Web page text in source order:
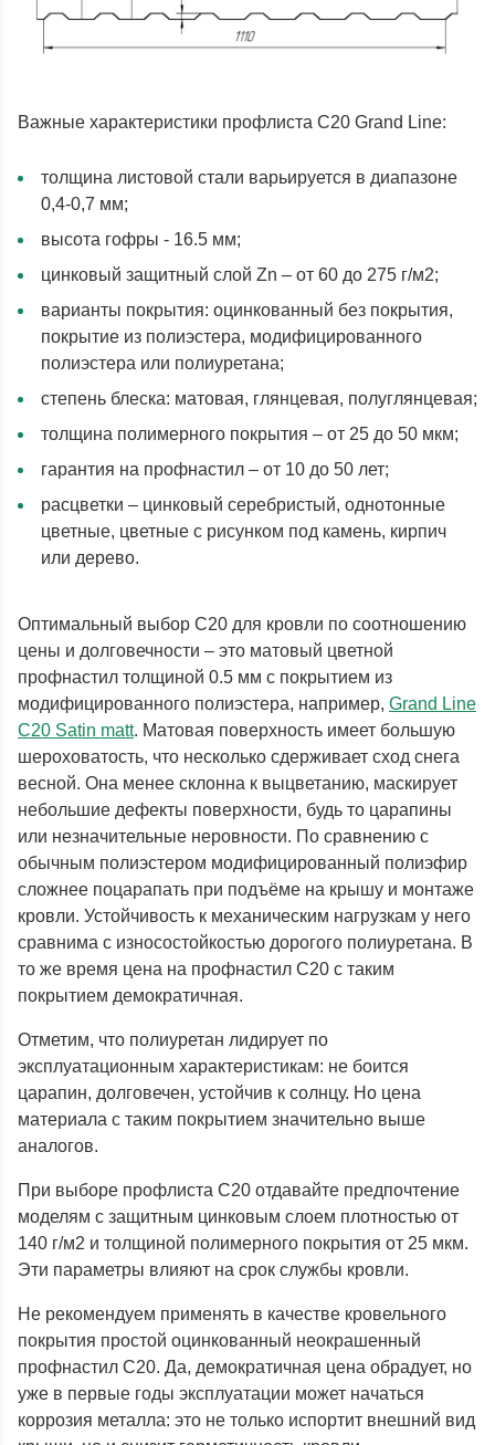
Важные характеристики профлиста С20 Grand Line:
толщина листовой стали варьируется в диапазоне
0,4-0,7 мм;
высота гофры - 16.5 мм;
цинковый защитный слой Zn – от 60 до 275 г/м2;
варианты покрытия: оцинкованный без покрытия,
покрытие из полиэстера, модифицированного
полиэстера или полиуретана;
степень блеска: матовая, глянцевая, полуглянцевая;
толщина полимерного покрытия – от 25 до 50 мкм;
гарантия на профнастил – от 10 до 50 лет;
расцветки – цинковый серебристый, однотонные
цветные, цветные с рисунком под камень, кирпич
или дерево.
Оптимальный выбор С20 для кровли по соотношению
цены и долговечности – это матовый цветной
профнастил толщиной 0.5 мм с покрытием из
модифицированного полиэстера, например, Grand Line
С20 Satin matt. Матовая поверхность имеет большую
шероховатость, что несколько сдерживает сход снега
весной. Она менее склонна к выцветанию, маскирует
небольшие дефекты поверхности, будь то царапины
или незначительные неровности. По сравнению с
обычным полиэстером модифицированный полиэфир
сложнее поцарапать при подъёме на крышу и монтаже
кровли. Устойчивость к механическим нагрузкам у него
сравнима с износостойкостью дорогого полиуретана. В
то же время цена на профнастил С20 с таким
покрытием демократичная.
Отметим, что полиуретан лидирует по
эксплуатационным характеристикам: не боится
царапин, долговечен, устойчив к солнцу. Но цена
материала с таким покрытием значительно выше
аналогов.
При выборе профлиста С20 отдавайте предпочтение
моделям с защитным цинковым слоем плотностью от
140 г/м2 и толщиной полимерного покрытия от 25 мкм.
Эти параметры влияют на срок службы кровли.
Не рекомендуем применять в качестве кровельного
покрытия простой оцинкованный неокрашенный
профнастил С20. Да, демократичная цена обрадует, но
уже в первые годы эксплуатации может начаться
коррозия металла: это не только испортит внешний вид